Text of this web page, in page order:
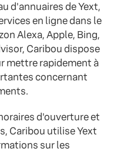
d'annuaires de Yext,
en ligne dans le
Alexa, Apple, Bing,
Caribou dispose
mettre rapidement à
concernant
d'ouverture et
Caribou utilise Yext
sur les